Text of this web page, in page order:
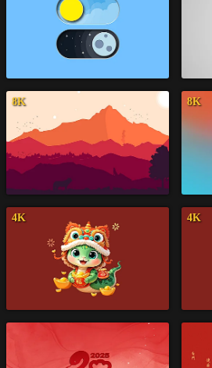
8K 8K
4K 4K